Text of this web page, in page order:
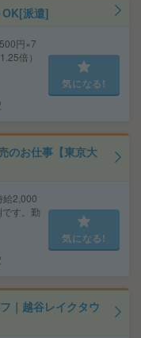
派遣]
円×7
倍）
気になる!
のお仕事【東京大
2,000
す。勤
気になる!
｜越谷レイクタウ